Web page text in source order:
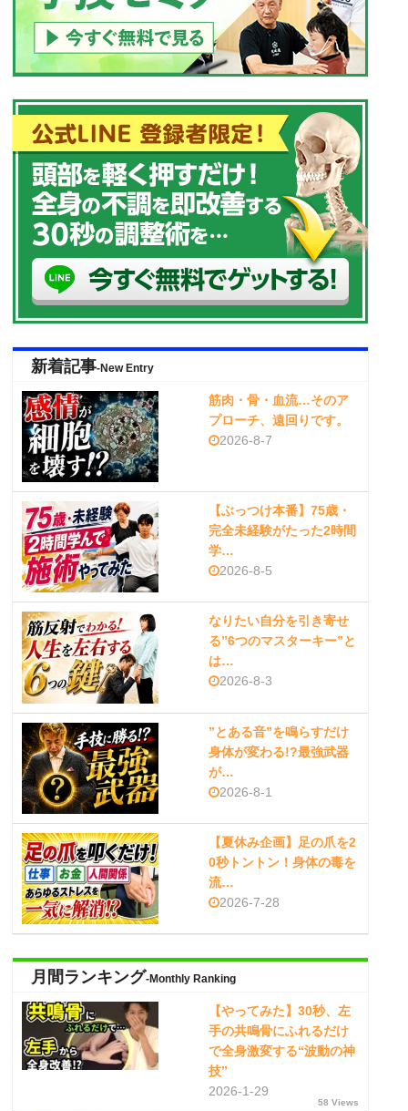
新着記事-New Entry
筋肉・骨・血流…そのア
プローチ、遠回りです。
2026-8-7
【ぶっつけ本番】75歳・
完全未経験がたった2時間
学…
2026-8-5
なりたい自分を引き寄せ
る”6つのマスターキー”と
は…
2026-8-3
”とある音”を鳴らすだけ
身体が変わる!?最強武器
が…
2026-8-1
【夏休み企画】足の爪を2
0秒トントン！身体の毒を
流…
2026-7-28
月間ランキング-Monthly Ranking
【やってみた】30秒、左
手の共鳴骨にふれるだけ
で全身激変する“波動の神
技”
2026-1-29
58 Views